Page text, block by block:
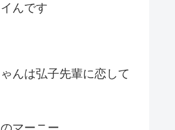
んです
んは弘子先輩に恋して